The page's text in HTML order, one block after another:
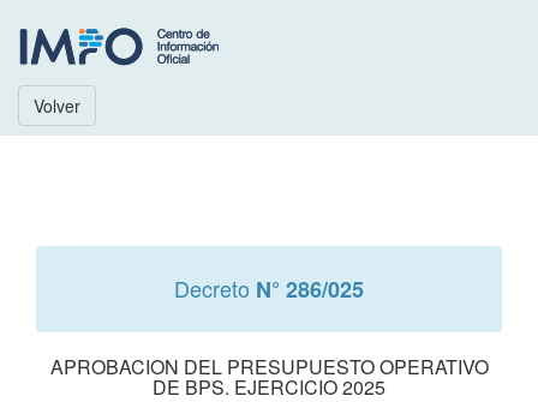
Volver
Decreto N° 286/025
APROBACION DEL PRESUPUESTO OPERATIVO
DE BPS. EJERCICIO 2025